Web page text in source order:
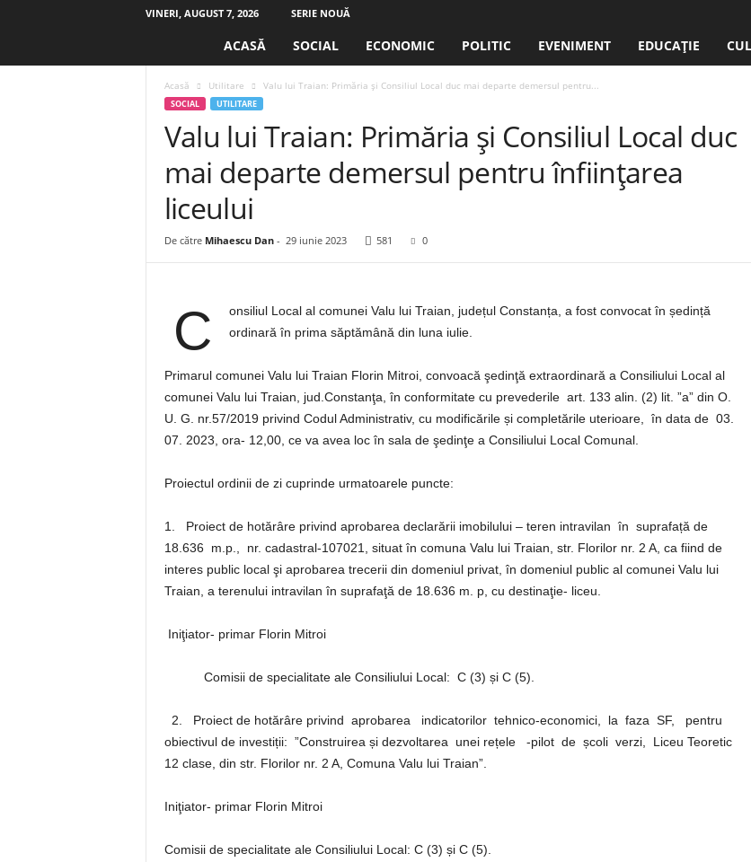
VINERI, AUGUST 7, 2026
SERIE NOUĂ
ACASĂ SOCIAL ECONOMIC POLITIC EVENIMENT EDUCAŢIE
Acasă Utilitare Valu lui Traian: Primăria şi Consiliul Local duc mai departe demersul pentru...
SOCIAL UTILITARE
Valu lui Traian: Primăria şi Consiliul Local duc
mai departe demersul pentru înfiinţarea
liceului
De către Mihaescu Dan- 29 iunie 2023 581 0
C
onsiliul Local al comunei Valu lui Traian, județul Constanța, a fost convocat în ședință
ordinară în prima săptămână din luna iulie.
Primarul comunei Valu lui Traian Florin Mitroi, convoacă şedinţă extraordinară a Consiliului Local al
comunei Valu lui Traian, jud.Constanţa, în conformitate cu prevederile art. 133 alin. (2) lit. ”a” din O.
U. G. nr.57/2019 privind Codul Administrativ, cu modificările și completările uterioare, în data de 03.
07. 2023, ora- 12,00, ce va avea loc în sala de şedinţe a Consiliului Local Comunal.
Proiectul ordinii de zi cuprinde urmatoarele puncte:
1. Proiect de hotărâre privind aprobarea declarării imobilului – teren intravilan în suprafață de
18.636 m.p., nr. cadastral-107021, situat în comuna Valu lui Traian, str. Florilor nr. 2 A, ca fiind de
interes public local şi aprobarea trecerii din domeniul privat, în domeniul public al comunei Valu lui
Traian, a terenului intravilan în suprafaţă de 18.636 m. p, cu destinaţie- liceu.
Iniţiator- primar Florin Mitroi
Comisii de specialitate ale Consiliului Local: C (3) și C (5).
2. Proiect de hotărâre privind aprobarea indicatorilor tehnico-economici, la faza SF, pentru
obiectivul de investiții: ”Construirea și dezvoltarea unei rețele -pilot de școli verzi, Liceu Teoretic
12 clase, din str. Florilor nr. 2 A, Comuna Valu lui Traian”.
Iniţiator- primar Florin Mitroi
Comisii de specialitate ale Consiliului Local: C (3) și C (5).